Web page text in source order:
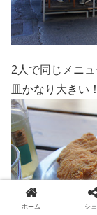
2人で同じメニ
皿かなり大きい！
ホーム シ